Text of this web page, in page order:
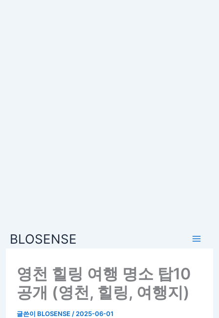
BLOSENSE
영천 힐링 여행 명소 탑10
공개 (영천, 힐링, 여행지)
글쓴이 BLOSENSE / 2025-06-01